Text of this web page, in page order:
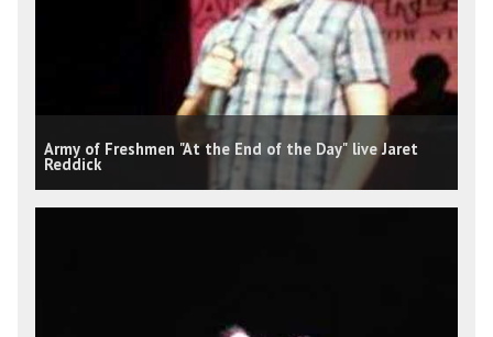
Army of Freshmen "At the End of the Day" live Jaret
Reddick